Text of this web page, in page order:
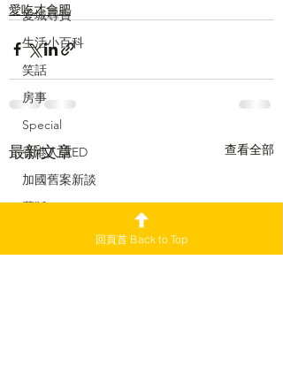
愛城尋寶
生活小百科
笑話
房事
Special
香港人講ED
加國舊案新談
舊版 2021-22
愛吃才會肥
最新文章 查看全部
回頁首 Back to Top